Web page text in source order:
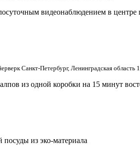
видеонаблюдением в
Санкт-Петербург, Ленинградская область
из одной коробки на 15 минут
посуды из эко-материала